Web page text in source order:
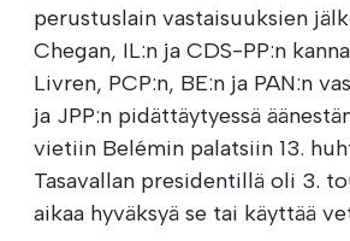
perustuslain vastaisuuksien
Chegan, IL:n ja CDS-PP:n
Livren, PCP:n, BE:n ja PAN:n
ja JPP:n pidättäytyessä
vietiin Belémin palatsiin 13.
Tasavallan presidentillä oli 3.
aikaa hyväksyä se tai käyttää